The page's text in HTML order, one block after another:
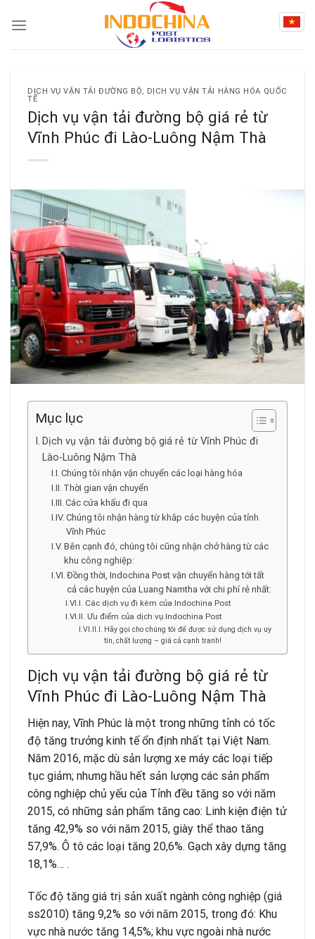
DỊCH VỤ VẬN TẢI ĐƯỜNG BỘ, DỊCH VỤ VẬN TẢI HÀNG HÓA QUỐC
TẾ
Dịch vụ vận tải đường bộ giá rẻ từ
Vĩnh Phúc đi Lào-Luông Nậm Thà
Mục lục
Dịch vụ vận tải đường bộ giá rẻ từ Vĩnh Phúc đi
Lào-Luông Nậm Thà
Chúng tôi nhận vận chuyển các loại hàng hóa
Thời gian vận chuyển
Các cửa khẩu đi qua
Chúng tôi nhận hàng từ khắp các huyện của tỉnh
Vĩnh Phúc
Bên cạnh đó, chúng tôi cũng nhận chở hàng từ các
khu công nghiệp:
Đồng thời, Indochina Post vận chuyển hàng tới tất
cả các huyện của Luang Namtha với chi phí rẻ nhất:
Các dịch vụ đi kèm của Indochina Post
Ưu điểm của dịch vụ Indochina Post
Hãy gọi cho chúng tôi để được sử dụng dịch vụ uy
tín, chất lượng – giá cả cạnh tranh!
Dịch vụ vận tải đường bộ giá rẻ từ
Vĩnh Phúc đi Lào-Luông Nậm Thà
Hiện nay, Vĩnh Phúc là một trong những tỉnh có tốc
độ tăng trưởng kinh tế ổn định nhất tại Việt Nam.
Năm 2016, mặc dù sản lượng xe máy các loại tiếp
tục giảm; nhưng hầu hết sản lượng các sản phẩm
công nghiệp chủ yếu của Tỉnh đều tăng so với năm
2015, có những sản phẩm tăng cao: Linh kiện điện tử
tăng 42,9% so với năm 2015, giày thể thao tăng
57,9%. Ô tô các loại tăng 20,6%. Gạch xây dựng tăng
18,1%… .
Tốc độ tăng giá trị sản xuất ngành công nghiệp (giá
ss2010) tăng 9,2% so với năm 2015, trong đó: Khu
vực nhà nước tăng 14,5%; khu vực ngoài nhà nước